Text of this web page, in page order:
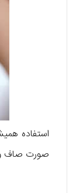
استفاده
صورت صاف و